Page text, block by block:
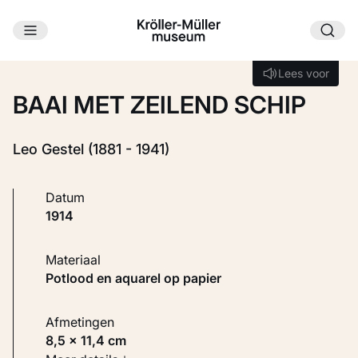
Ga naar hoofdinhoud
Lees voor
Lees voor
BAAI MET ZEILEND SCHIP
Leo Gestel (1881 - 1941)
Datum
1914
Materiaal
Potlood en aquarel op papier
Afmetingen
8,5 × 11,4 cm